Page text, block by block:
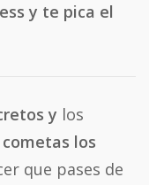
y te pica el
y los
los
que pases de